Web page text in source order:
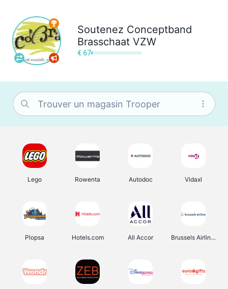
Soutenez Conceptband
Brasschaat VZW
€ 67
Lego Rowenta Autodoc Vidaxl
Plopsa Hotels.com All Accor Brussels Airlines